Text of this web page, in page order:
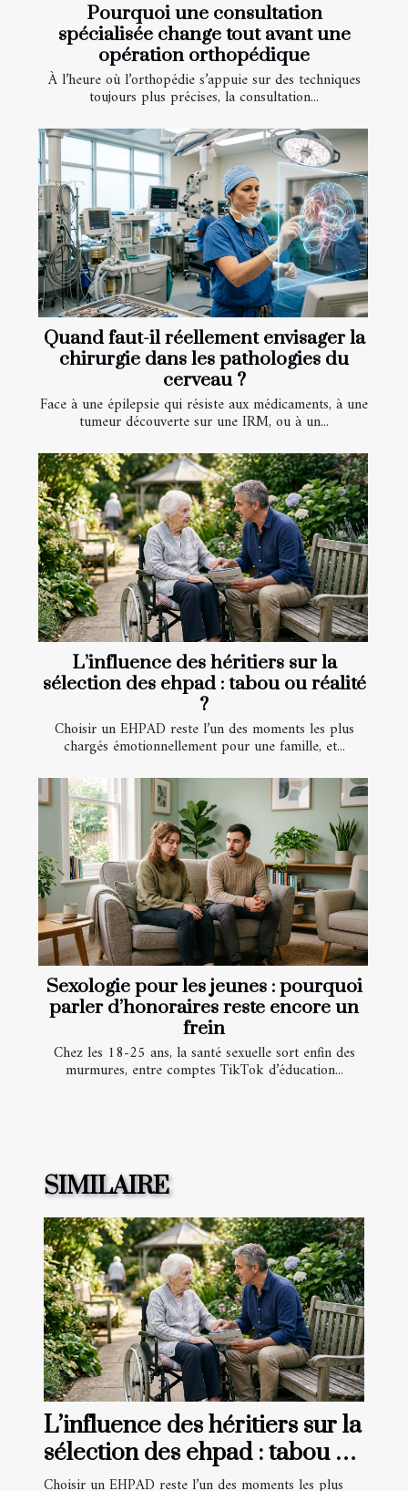
Pourquoi une consultation
spécialisée change tout avant une
opération orthopédique
À l’heure où l’orthopédie s’appuie sur des techniques
toujours plus précises, la consultation...
Quand faut-il réellement envisager la
chirurgie dans les pathologies du
cerveau ?
Face à une épilepsie qui résiste aux médicaments, à une
tumeur découverte sur une IRM, ou à un...
L’influence des héritiers sur la
sélection des ehpad : tabou ou réalité
?
Choisir un EHPAD reste l’un des moments les plus
chargés émotionnellement pour une famille, et...
Sexologie pour les jeunes : pourquoi
parler d’honoraires reste encore un
frein
Chez les 18-25 ans, la santé sexuelle sort enfin des
murmures, entre comptes TikTok d’éducation...
SIMILAIRE
L’influence des héritiers sur la
sélection des ehpad : tabou ou
réalité ?
Choisir un EHPAD reste l’un des moments les plus